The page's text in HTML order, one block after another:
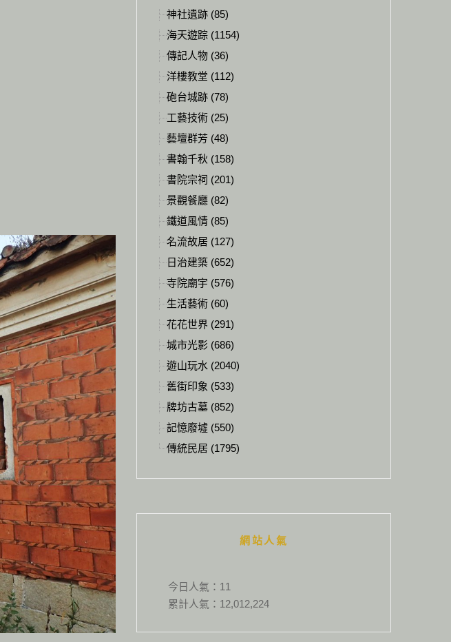
神社遺跡 (85)
海天遊踪 (1154)
傳記人物 (36)
洋樓教堂 (112)
砲台城跡 (78)
工藝技術 (25)
藝壇群芳 (48)
書翰千秋 (158)
書院宗祠 (201)
景觀餐廳 (82)
鐵道風情 (85)
名流故居 (127)
日治建築 (652)
寺院廟宇 (576)
生活藝術 (60)
花花世界 (291)
城市光影 (686)
遊山玩水 (2040)
舊街印象 (533)
牌坊古墓 (852)
記憶廢墟 (550)
傳統民居 (1795)
網站人氣
今日人氣： 11
累計人氣： 12,012,224